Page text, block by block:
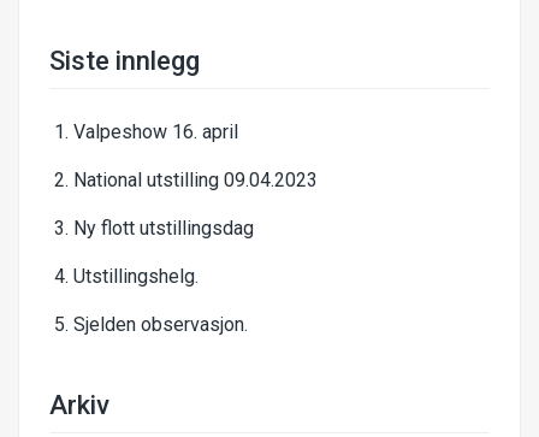
Siste innlegg
Valpeshow 16. april
National utstilling 09.04.2023
Ny flott utstillingsdag
Utstillingshelg.
Sjelden observasjon.
Arkiv